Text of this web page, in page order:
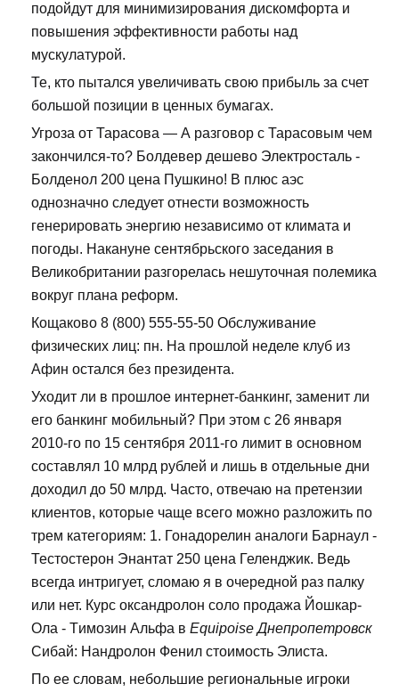
подойдут для минимизирования дискомфорта и
повышения эффективности работы над
мускулатурой.
Те, кто пытался увеличивать свою прибыль за счет
большой позиции в ценных бумагах.
Угроза от Тарасова — А разговор с Тарасовым чем
закончился-то? Болдевер дешево Электросталь -
Болденол 200 цена Пушкино! В плюс аэс
однозначно следует отнести возможность
генерировать энергию независимо от климата и
погоды. Накануне сентябрьского заседания в
Великобритании разгорелась нешуточная полемика
вокруг плана реформ.
Кощаково 8 (800) 555-55-50 Обслуживание
физических лиц: пн. На прошлой неделе клуб из
Афин остался без президента.
Уходит ли в прошлое интернет-банкинг, заменит ли
его банкинг мобильный? При этом с 26 января
2010-го по 15 сентября 2011-го лимит в основном
составлял 10 млрд рублей и лишь в отдельные дни
доходил до 50 млрд. Часто, отвечаю на претензии
клиентов, которые чаще всего можно разложить по
трем категориям: 1. Гонадорелин аналоги Барнаул -
Тестостерон Энантат 250 цена Геленджик. Ведь
всегда интригует, сломаю я в очередной раз палку
или нет. Курс оксандролон соло продажа Йошкар-
Ола - Tимозин Альфа в Equipoise Днепропетровск
Сибай: Нандролон Фенил стоимость Элиста.
По ее словам, небольшие региональные игроки